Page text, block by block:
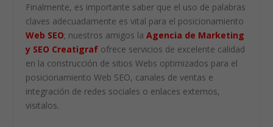
Finalmente, es importante saber que el uso de palabras
claves adecuadamente es vital para el posicionamiento
Web SEO; nuestros amigos la Agencia de Marketing
y SEO Creatigraf ofrece servicios de excelente calidad
en la construcción de sitios Webs optimizados para el
posicionamiento Web SEO, canales de ventas e
integración de redes sociales o enlaces externos,
visitalos.